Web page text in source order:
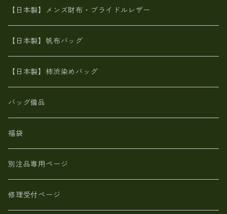
MAISON de HIROAN 【日本製】メンズ 財布
栃木レザー 【日本製】メンズ 財布
革小物・財布【日本製】メンズ レディース
【日本製】メンズ 財布 アザラシ革(シールスキン)
【日本製】メンズ財布・ブライドルレザー
【日本製】帆布バッグ
【日本製】柿渋染めバッグ
バッグ備品
福袋
別注品専用ページ
修理受付ページ